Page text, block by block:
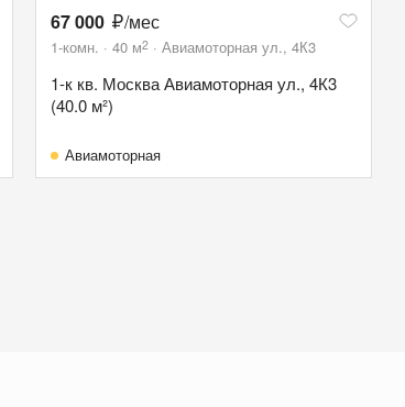
67 000 /мес
1-комн. 40 м2 Авиамоторная ул., 4К3
1-к кв. Москва Авиамоторная ул., 4К3
(40.0 м²)
Авиамоторная